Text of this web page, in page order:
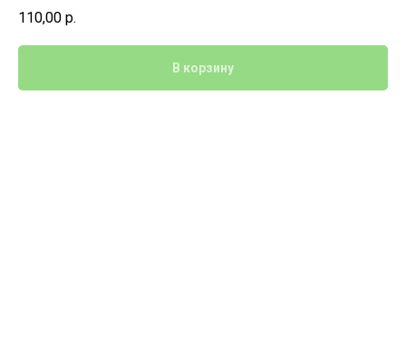
110,00 р.
В корзину